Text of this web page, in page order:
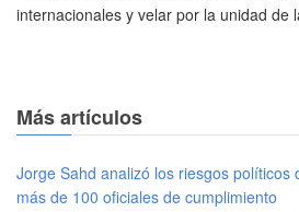
internacionales y velar por la unidad de
Más artículos
Jorge Sahd analizó los riesgos políticos
más de 100 oficiales de cumplimiento